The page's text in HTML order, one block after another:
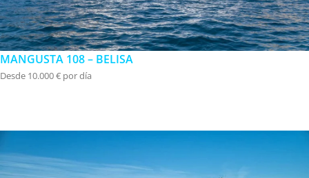
MANGUSTA 108 – BELISA
Desde 10.000 € por día